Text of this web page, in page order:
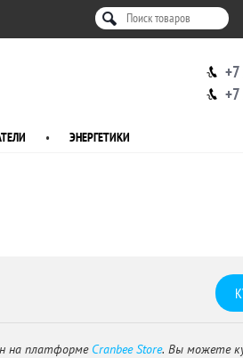
• ЭНЕРГЕТИКИ
на платформе Cranbee Store. Вы можете